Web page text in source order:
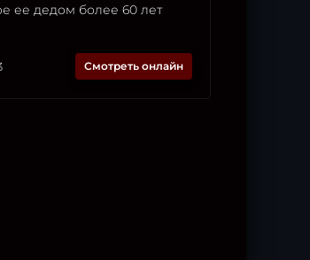
ее дедом более 60 лет
Смотреть онлайн